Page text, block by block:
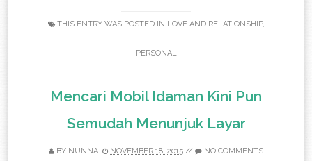
THIS ENTRY WAS POSTED IN LOVE AND RELATIONSHIP,
PERSONAL
Mencari Mobil Idaman Kini Pun
Semudah Menunjuk Layar
BY NUNNA NOVEMBER 18, 2015 // NO COMMENTS